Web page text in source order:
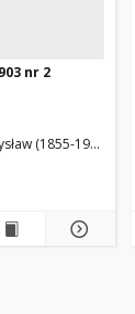
nr 2
(1855-1927). Red.